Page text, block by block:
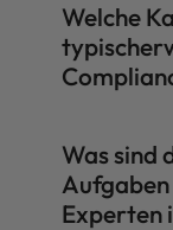
Welche
Was sind
Experten